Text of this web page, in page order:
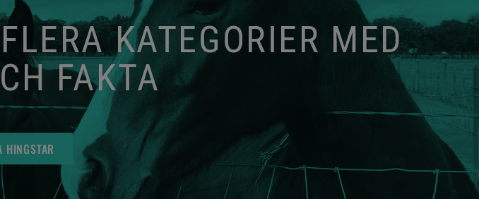
KATEGORIER MED
FAKTA
HINGSTAR